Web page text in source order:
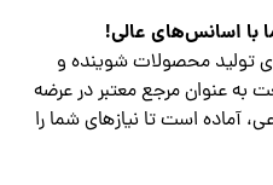
اسانس‌های عالی!
تولید محصولات شوینده و
عنوان مرجع معتبر در عرضه
آماده است تا نیازهای شما را